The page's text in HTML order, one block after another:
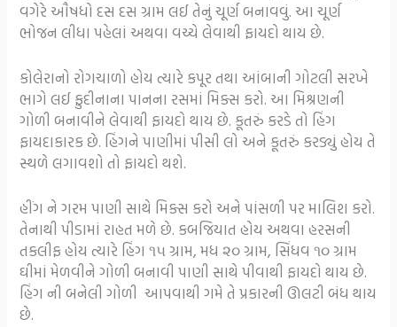
વગેરે ઔષધો દસ દસ ગ્રામ લઈ તેનું ચૂર્ણ બનાવવું. આ ચૂર્ણ
ભોજન લીધા પહેલાં અથવા વચ્ચે લેવાથી ફાયદો થાય છે.
કોલેરાનો રોગચાળો હોય ત્યારે કપૂર તથા આંબાની ગોટલી સરખે
ભાગે લઈ ફુદીનાના પાનના રસમાં મિક્સ કરો. આ મિશ્રણની
ગોળી બનાવીને લેવાથી ફાયદો થાય છે. કૂતરું કરડે તો હિંગ
ફાયદાકારક છે. હિંગને પાણીમાં પીસી લો અને કૂતરું કરડ્યું હોય તે
સ્થળે લગાવશો તો ફાયદો થશે.
હીંગ ને ગરમ પાણી સાથે મિક્સ કરો અને પાંસળી પર માલિશ કરો.
તેનાથી પીડામાં રાહત મળે છે. કબજિયાત હોય અથવા હરસની
તકલીફ હોય ત્યારે હિંગ ૧૫ ગ્રામ, મધ ૨૦ ગ્રામ, સિંધવ ૧૦ ગ્રામ
ઘીમાં મેળવીને ગોળી બનાવી પાણી સાથે પીવાથી ફાયદો થાય છે.
હિંગ ની બનેલી ગોળી આપવાથી ગમે તે પ્રકારની ઊલટી બંધ થાય
છે.